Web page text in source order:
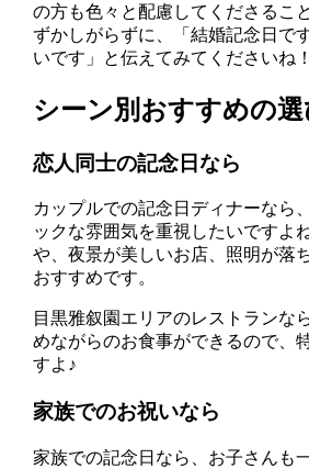
の方も色々と配慮してくださるこ
ずかしがらずに、「結婚記念日で
いです」と伝えてみてくださいね！
シーン別おすすめの
恋人同士の記念日なら
カップルでの記念日ディナーなら
ックな雰囲気を重視したいですよ
や、夜景が美しいお店、照明が落
おすすめです。
目黒雅叙園エリアのレストランな
めながらのお食事ができるので、
すよ♪
家族でのお祝いなら
家族での記念日なら、お子さんも